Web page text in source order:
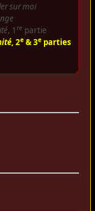
sur moi
, 1 re partie
, 2e& 3eparties